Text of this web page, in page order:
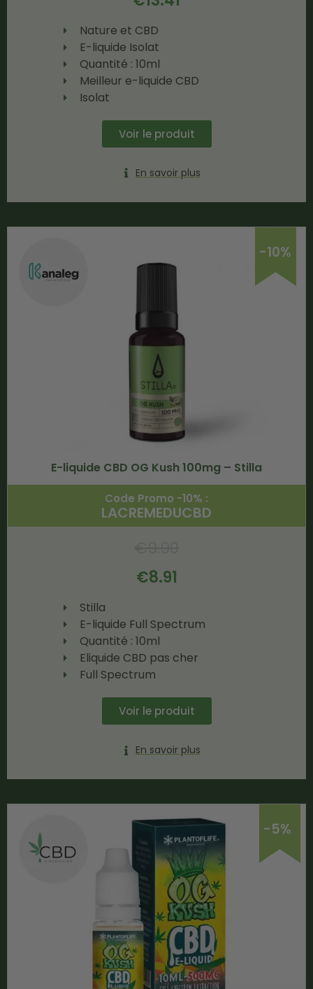
Nature et CBD
E-liquide Isolat
Quantité : 10ml
Meilleur e-liquide CBD
Isolat
Voir le produit
En savoir plus
-10%
E-liquide CBD OG Kush 100mg – Stilla
Code Promo -10% :
LACREMEDUCBD
€8.91
Stilla
E-liquide Full Spectrum
Quantité : 10ml
Eliquide CBD pas cher
Full Spectrum
Voir le produit
En savoir plus
-5%